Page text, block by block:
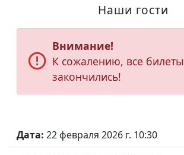
Наши гости
error_outline
Внимание!
К сожалению, все билеты
закончились!
Дата: 22 февраля 2026 г. 10:30